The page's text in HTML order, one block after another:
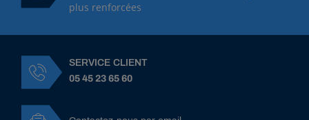
plus renforcées
SERVICE CLIENT
05 45 23 65 60